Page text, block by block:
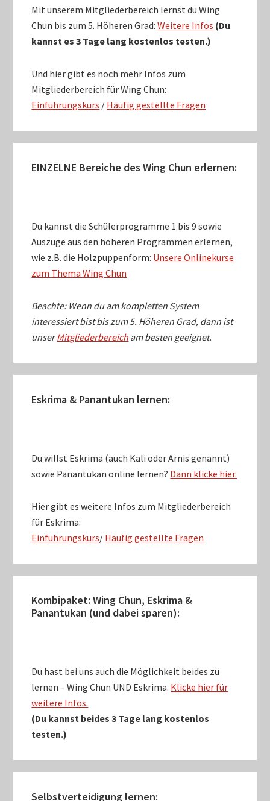
Mit unserem Mitgliederbereich lernst du Wing
Chun bis zum 5. Höheren Grad:Weitere Infos (Du
kannst es 3 Tage lang kostenlos testen.)
Und hier gibt es noch mehr Infos zum
Mitgliederbereich für Wing Chun:
Einführungskurs / Häufig gestellte Fragen
EINZELNE Bereiche des Wing Chun erlernen:
Du kannst die Schülerprogramme 1 bis 9 sowie
Auszüge aus den höheren Programmen erlernen,
wie z.B. die Holzpuppenform: Unsere Onlinekurse
zum Thema Wing Chun
Beachte: Wenn du am kompletten System
interessiert bist bis zum 5. Höheren Grad, dann ist
unserMitgliederbereich am besten geeignet.
Eskrima & Panantukan lernen:
Du willst Eskrima (auch Kali oder Arnis genannt)
sowie Panantukan online lernen? Dann klicke hier.
Hier gibt es weitere Infos zum Mitgliederbereich
für Eskrima:
Einführungskurs/ Häufig gestellte Fragen
Kombipaket: Wing Chun, Eskrima &
Panantukan (und dabei sparen):
Du hast bei uns auch die Möglichkeit beides zu
lernen – Wing Chun UND Eskrima. Klicke hier für
weitere Infos.
(Du kannst beides 3 Tage lang kostenlos
testen.)
Selbstverteidigung lernen: